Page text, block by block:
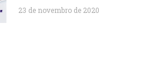
23 de novembro de 2020